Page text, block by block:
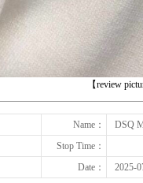
【review
下一张
Name：
DSQ
Stop Time：
Date：
2025-